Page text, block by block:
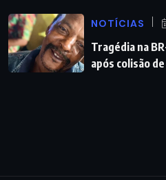
NOTÍCIAS
Tragédia na
após colisão